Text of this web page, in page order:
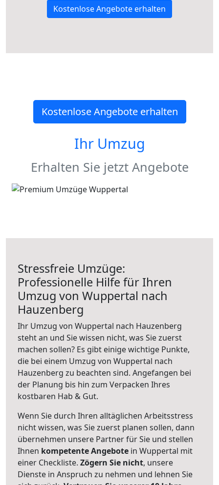
Kostenlose Angebote erhalten
Kostenlose Angebote erhalten
Ihr Umzug
Erhalten Sie jetzt Angebote
Stressfreie Umzüge:
Professionelle Hilfe für Ihren
Umzug von Wuppertal nach
Hauzenberg
Ihr Umzug von Wuppertal nach Hauzenberg
steht an und Sie wissen nicht, was Sie zuerst
machen sollen? Es gibt einige wichtige Punkte,
die bei einem Umzug von Wuppertal nach
Hauzenberg zu beachten sind. Angefangen bei
der Planung bis hin zum Verpacken Ihres
kostbaren Hab & Gut.
Wenn Sie durch Ihren alltäglichen Arbeitsstress
nicht wissen, was Sie zuerst planen sollen, dann
übernehmen unsere Partner für Sie und stellen
Ihnen kompetente Angebote in Wuppertal mit
einer Checkliste. Zögern Sie nicht, unsere
Dienste in Anspruch zu nehmen und lehnen Sie